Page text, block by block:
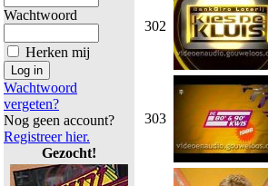
Wachtwoord
Herken mij
Wachtwoord
vergeten?
Nog geen account?
Registreer hier.
Gezocht!
302
303